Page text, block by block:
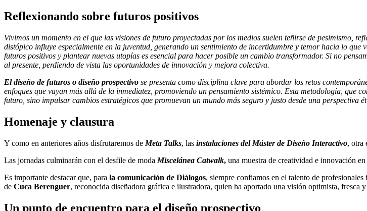
Reflexionando sobre futuros positivos
Vivimos un momento en el que las visiones de futuro proyectadas por los medios suelen teñirse de pesimismo,
distópico influye especialmente en la juventud, generando un sentimiento de incertidumbre y temor hacia lo
futuros positivos y plantear nuevas utopías es esencial para hacer posible un cambio transformador. Si no
al presente, perdiendo de vista las oportunidades de innovación y mejora colectiva.
El diseño de futuros o diseño prospectivo se presenta como disciplina clave para abordar los retos
enfoques que vayan más allá de la inmediatez, promoviendo un pensamiento sistémico. Esta metodología, que
futuro, sino impulsar cambios estratégicos que promuevan un mundo más seguro y justo desde una perspectiva
Homenaje y clausura
Y como en anteriores años disfrutaremos de Meta Talks, las instalaciones del Máster de Diseño Interactivo, otra
Las jornadas culminarán con el desfile de moda Miscelánea Catwalk, una muestra de creatividad e innovación
Es importante destacar que, para la comunicación de Diálogos, siempre confiamos en el talento de
de Cuca Berenguer, reconocida diseñadora gráfica e ilustradora, quien ha aportado una visión optimista, fresca
Un punto de encuentro para el diseño prospectivo